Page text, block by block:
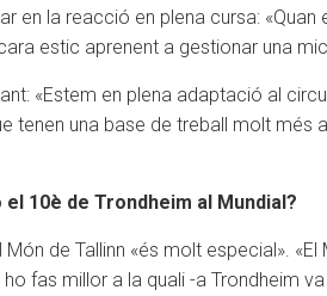
en la reacció en plena cursa:
estic aprenent a gestionar una
«Estem en plena adaptació al
tenen una base de treball molt més
10è de Trondheim al Mundial?
de Tallinn «és molt especial».
fas millor a la quali -a Trondheim